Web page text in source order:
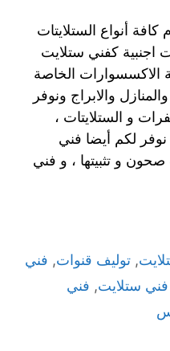
أنواع الستلايتات
اجنبية كفني ستلايت
الاكسسوارات الخاصة
والابراج ونوفر
و الستلايتات ،
لكم أيضا فني
و تثبيتها ، و فني
, توليف قنوات, فني
فني ستلايت, فني